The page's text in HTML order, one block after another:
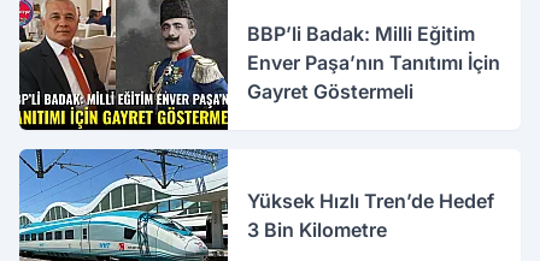
BBP’li Badak: Milli Eğitim
Enver Paşa’nın Tanıtımı İçin
Gayret Göstermeli
Yüksek Hızlı Tren’de Hedef
3 Bin Kilometre